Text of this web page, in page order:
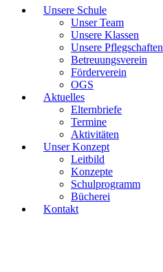
Unsere Schule
Unser Team
Unsere Klassen
Unsere Pflegschaften
Betreuungsverein
Förderverein
OGS
Aktuelles
Elternbriefe
Termine
Aktivitäten
Unser Konzept
Leitbild
Konzepte
Schulprogramm
Bücherei
Kontakt